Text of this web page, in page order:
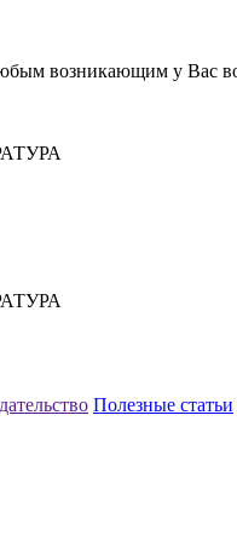
возникающим у Вас
Полезные статьи